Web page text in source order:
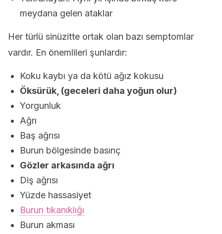
meydana gelen ataklar
Her türlü sinüzitte ortak olan bazı semptomlar
vardır. En önemlileri şunlardır:
Koku kaybı ya da kötü ağız kokusu
Öksürük, (geceleri daha yoğun olur)
Yorgunluk
Ağrı
Baş ağrısı
Burun bölgesinde basınç
Gözler arkasında ağrı
Diş ağrısı
Yüzde hassasiyet
Burun tıkanıklığı
Burun akması